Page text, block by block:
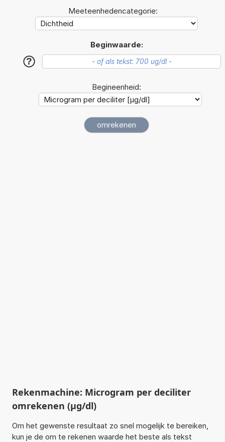
Meeteenhedencategorie:
Beginwaarde:
?
Begineenheid:
Rekenmachine: Microgram per deciliter
omrekenen (µg/dl)
Om het gewenste resultaat zo snel mogelijk te bereiken,
kun je de om te rekenen waarde het beste als tekst